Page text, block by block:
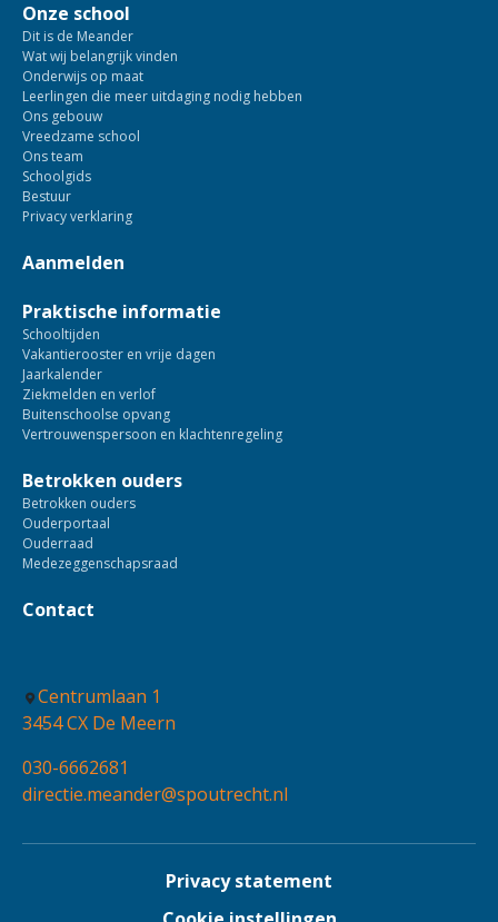
Onze school
Dit is de Meander
Wat wij belangrijk vinden
Onderwijs op maat
Leerlingen die meer uitdaging nodig hebben
Ons gebouw
Vreedzame school
Ons team
Schoolgids
Bestuur
Privacy verklaring
Aanmelden
Praktische informatie
Schooltijden
Vakantierooster en vrije dagen
Jaarkalender
Ziekmelden en verlof
Buitenschoolse opvang
Vertrouwenspersoon en klachtenregeling
Betrokken ouders
Betrokken ouders
Ouderportaal
Ouderraad
Medezeggenschapsraad
Contact
Centrumlaan 1
3454 CX De Meern
030-6662681
directie.meander@spoutrecht.nl
Privacy statement